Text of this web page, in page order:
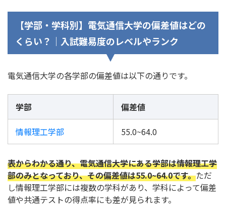
【学部・学科別】電気通信大学の偏差値はどの
くらい？｜入試難易度のレベルやランク
電気通信大学の各学部の偏差値は以下の通りです。
学部 偏差値
情報理工学部 55.0~64.0
表からわかる通り、電気通信大学にある学部は情報理工学
部のみとなっており、その偏差値は55.0~64.0です。ただ
し情報理工学部には複数の学科があり、学科によって偏差
値や共通テストの得点率にも差が見られます。